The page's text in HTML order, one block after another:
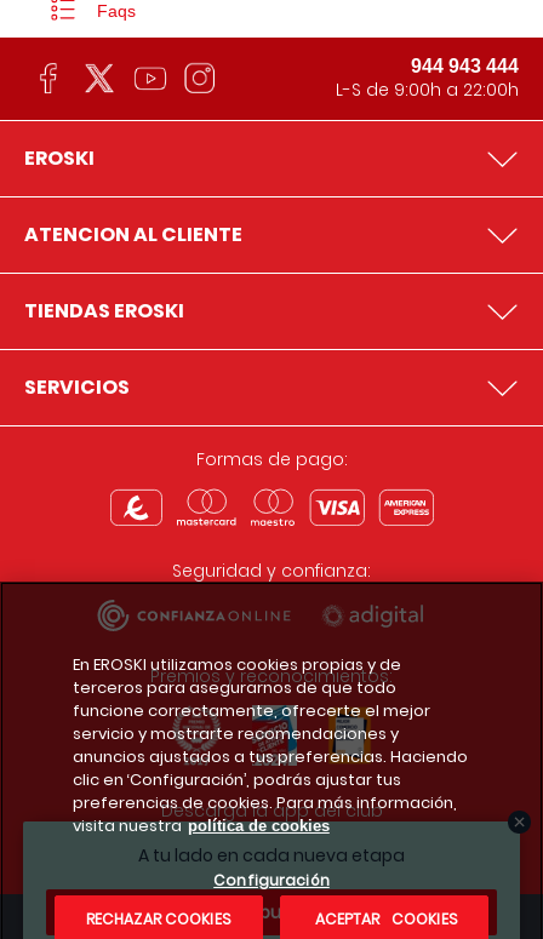
A tu lado en cada nueva etapa
¿Te apuntas?
Faqs
944 943 444
L-S de 9:00h a 22:00h
EROSKI
ATENCION AL CLIENTE
TIENDAS EROSKI
SERVICIOS
Formas de pago:
Seguridad y confianza:
Premios y reconocimientos:
Descarga la app del club
En EROSKI utilizamos cookies propias y de
terceros para asegurarnos de que todo
funcione correctamente, ofrecerte el mejor
servicio y mostrarte recomendaciones y
anuncios ajustados a tus preferencias. Haciendo
clic en ‘Configuración’, podrás ajustar tus
preferencias de cookies. Para más información,
visita nuestra política de cookies
Configuración
RECHAZAR COOKIES
ACEPTAR COOKIES